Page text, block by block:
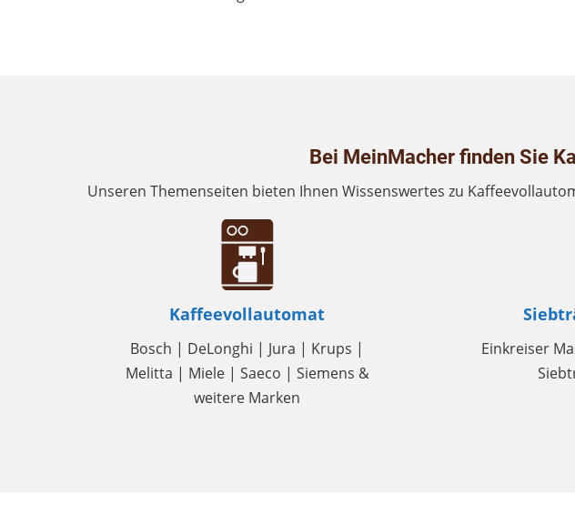
Bei MeinMacher finden Sie
Unseren Themenseiten bieten Ihnen Wissenswertes zu
Kaffeevollautomat
Bosch | DeLonghi | Jura | Krups |
Melitta | Miele | Saeco | Siemens &
weitere Marken
Einkreiser